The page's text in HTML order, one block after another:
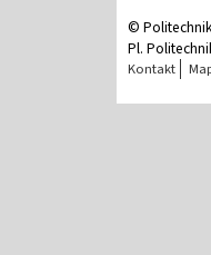
©
Pl.
Kontakt